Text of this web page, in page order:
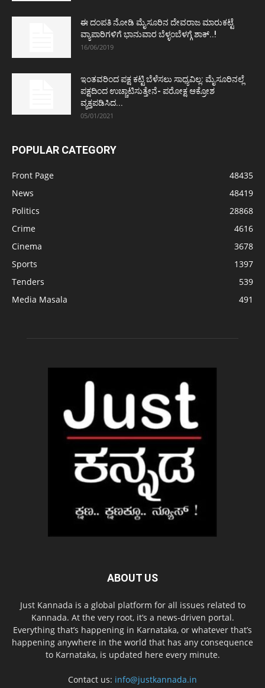
ಈ ದಂಪತಿ ನೋಡಿ ಮೈಸೂರಿನ ದೇವರಾಜ ಮಾರುಕಟ್ಟೆ
ವ್ಯಾಪಾರಿಗಳಿಗೆ ಭಾನುವಾರ ಬೆಳ್ಳಂಬೆಳಗ್ಗೆ ಶಾಕ್..!
16/06/2019
ಇಂತವರಿಂದ ಪಕ್ಷ ಕಟ್ಟಿ ಬೆಳೆಸಲು ಸಾಧ್ಯವಿಲ್ಲ: ಮೈಸೂರಿನಲ್ಲೆ
ಪಕ್ಷದಿಂದ ಉಚ್ಚಾಟಿಸುತ್ತೇನೆ- ಪರೋಕ್ಷ ಆಕ್ರೋಶ
ವ್ಯಕ್ತಪಡಿಸಿದ...
05/01/2021
POPULAR CATEGORY
Front Page
48435
News
48419
Politics
28868
Crime
4616
Cinema
3678
Sports
1397
Tenders
539
Media Masala
491
ABOUT US
Just Kannada is a global platform for all issues related to
Kannada. At the very root, it’s a news-driven portal.
Everything that’s happening in Karnataka, or whatever that’s
happening anywhere in the world that has any consequence
to Karnataka, is updated here every minute.
Contact us: info@justkannada.in